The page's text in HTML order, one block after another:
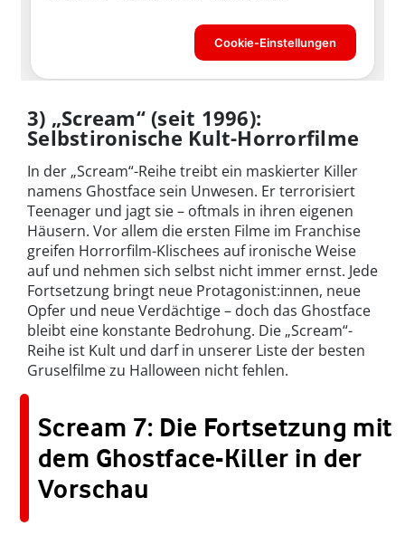
3) „Scream“ (seit 1996):
Selbstironische Kult-Horrorfilme
In der „Scream“-Reihe treibt ein maskierter Killer
namens Ghostface sein Unwesen. Er terrorisiert
Teenager und jagt sie – oftmals in ihren eigenen
Häusern. Vor allem die ersten Filme im Franchise
greifen Horrorfilm-Klischees auf ironische Weise
auf und nehmen sich selbst nicht immer ernst. Jede
Fortsetzung bringt neue Protagonist:innen, neue
Opfer und neue Verdächtige – doch das Ghostface
bleibt eine konstante Bedrohung. Die „Scream“-
Reihe ist Kult und darf in unserer Liste der besten
Gruselfilme zu Halloween nicht fehlen.
Scream 7: Die Fortsetzung mit
dem Ghostface-Killer in der
Vorschau